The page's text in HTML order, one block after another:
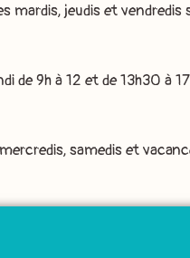
mardis, jeudis et vendredis
de 9h à 12 et de 13h30 à
samedis et